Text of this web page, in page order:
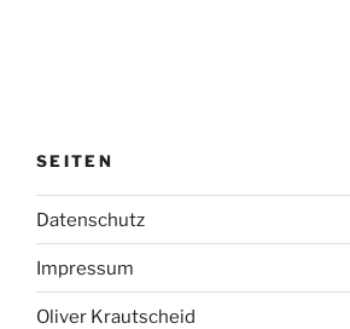
SEITEN
Datenschutz
Impressum
Oliver Krautscheid